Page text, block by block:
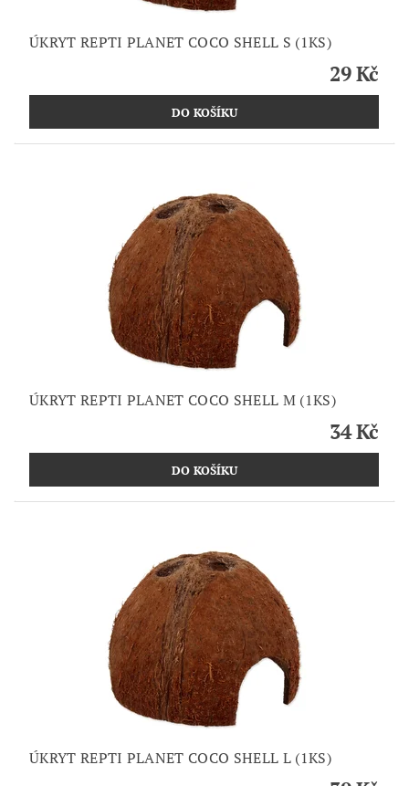
ÚKRYT REPTI PLANET COCO SHELL S (1KS)
29 Kč
ÚKRYT REPTI PLANET COCO SHELL M (1KS)
34 Kč
ÚKRYT REPTI PLANET COCO SHELL L (1KS)